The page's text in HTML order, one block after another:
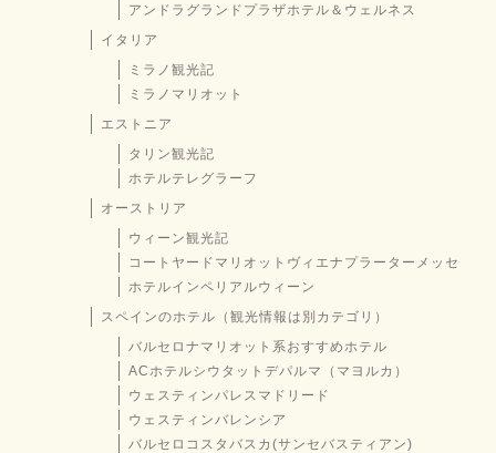
アンドラグランドプラザホテル＆ウェルネス
イタリア
ミラノ観光記
ミラノマリオット
エストニア
タリン観光記
ホテルテレグラーフ
オーストリア
ウィーン観光記
コートヤードマリオットヴィエナプラーターメッセ
ホテルインペリアルウィーン
スペインのホテル（観光情報は別カテゴリ）
バルセロナマリオット系おすすめホテル
ACホテルシウタットデパルマ（マヨルカ）
ウェスティンパレスマドリード
ウェスティンバレンシア
バルセロコスタバスカ(サンセバスティアン)